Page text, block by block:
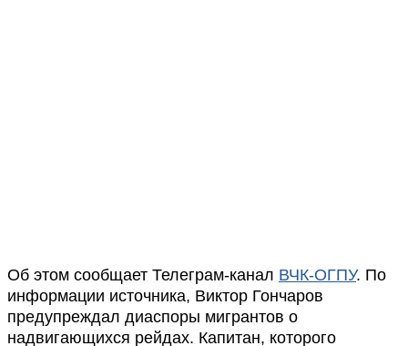
Об этом сообщает Телеграм-канал ВЧК-ОГПУ. По
информации источника, Виктор Гончаров
предупреждал диаспоры мигрантов о
надвигающихся рейдах. Капитан, которого